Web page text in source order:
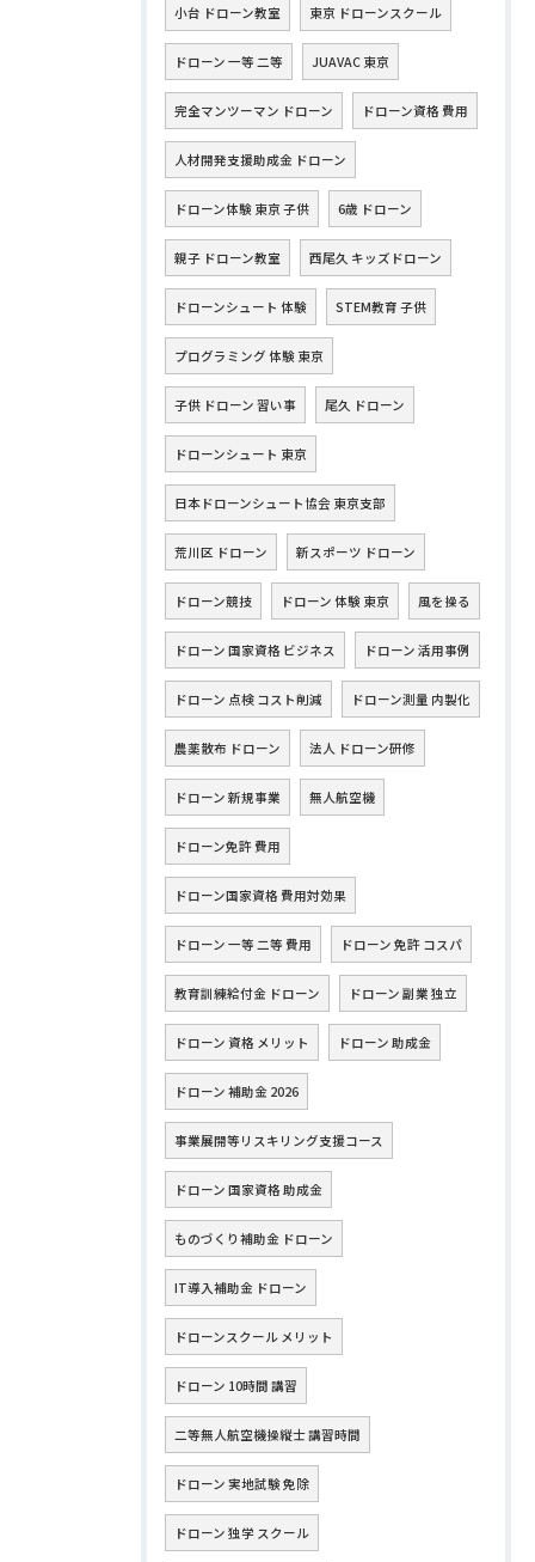
小台 ドローン教室 東京 ドローンスクール
ドローン 一等 二等 JUAVAC 東京
完全マンツーマン ドローン ドローン資格 費用
人材開発支援助成金 ドローン
ドローン体験 東京 子供 6歳 ドローン
親子 ドローン教室 西尾久 キッズドローン
ドローンシュート 体験 STEM教育 子供
プログラミング 体験 東京
子供 ドローン 習い事 尾久 ドローン
ドローンシュート 東京
日本ドローンシュート協会 東京支部
荒川区 ドローン 新スポーツ ドローン
ドローン競技 ドローン 体験 東京 風を操る
ドローン 国家資格 ビジネス ドローン 活用事例
ドローン 点検 コスト削減 ドローン測量 内製化
農薬散布 ドローン 法人 ドローン研修
ドローン 新規事業 無人航空機
ドローン免許 費用
ドローン国家資格 費用対効果
ドローン 一等 二等 費用 ドローン 免許 コスパ
教育訓練給付金 ドローン ドローン 副業 独立
ドローン 資格 メリット ドローン 助成金
ドローン 補助金 2026
事業展開等リスキリング支援コース
ドローン 国家資格 助成金
ものづくり補助金 ドローン
IT導入補助金 ドローン
ドローンスクール メリット
ドローン 10時間 講習
二等無人航空機操縦士 講習時間
ドローン 実地試験 免除
ドローン 独学 スクール